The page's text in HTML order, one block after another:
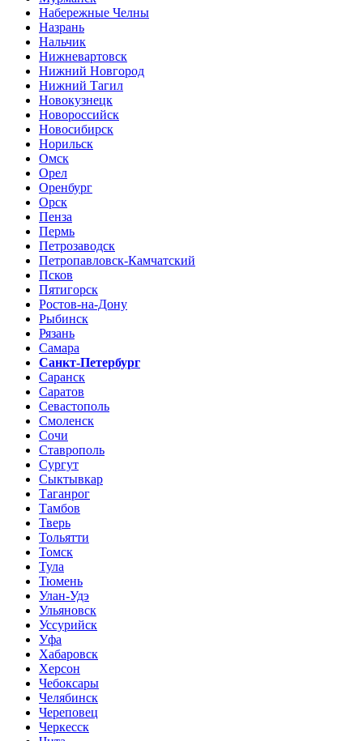
Набережные Челны
Назрань
Нальчик
Нижневартовск
Нижний Новгород
Нижний Тагил
Новокузнецк
Новороссийск
Новосибирск
Норильск
Омск
Орел
Оренбург
Орск
Пенза
Пермь
Петрозаводск
Петропавловск-Камчатский
Псков
Пятигорск
Ростов-на-Дону
Рыбинск
Рязань
Самара
Санкт-Петербург
Саранск
Саратов
Севастополь
Смоленск
Сочи
Ставрополь
Сургут
Сыктывкар
Таганрог
Тамбов
Тверь
Тольятти
Томск
Тула
Тюмень
Улан-Удэ
Ульяновск
Уссурийск
Уфа
Хабаровск
Херсон
Чебоксары
Челябинск
Череповец
Черкесск